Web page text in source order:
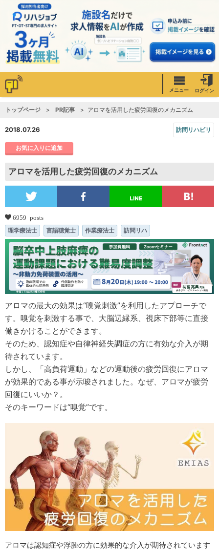
メニュー ログイン
トップページ PR記事 アロマを活用した疲労回復のメカニズム
2018.07.26 訪問リハビリ
お気に入りに追加
アロマを活用した疲労回復のメカニズム
6959 posts
理学療法士 言語聴覚士 作業療法士 訪問リハ
アロマの最大の効果は“嗅覚刺激”を利用したアプローチで
す。嗅覚を刺激する事で、大脳辺縁系、視床下部等に直接
働きかけることができます。
そのため、認知症や自律神経失調症の方に有効な介入が期
待されています。
しかし、「高負荷運動」などの運動後の疲労回復にアロマ
が効果的である事が示唆されました。なぜ、アロマが疲労
回復にいいか？。
そのキーワードは“嗅覚”です。
アロマは認知症や浮腫の方に効果的な介入が期待されています